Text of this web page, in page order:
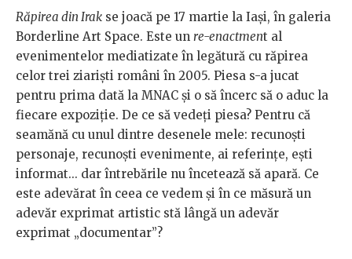
Răpirea din Irak se joacă pe 17 martie la Iaşi, în galeria
Borderline Art Space. Este un re-enactment al
evenimentelor mediatizate în legătură cu răpirea
celor trei ziarişti români în 2005. Piesa s-a jucat
pentru prima dată la MNAC şi o să încerc să o aduc la
fiecare expoziţie. De ce să vedeţi piesa? Pentru că
seamănă cu unul dintre desenele mele: recunoşti
personaje, recunoşti evenimente, ai referinţe, eşti
informat... dar întrebările nu încetează să apară. Ce
este adevărat în ceea ce vedem şi în ce măsură un
adevăr exprimat artistic stă lângă un adevăr
exprimat „documentar”?